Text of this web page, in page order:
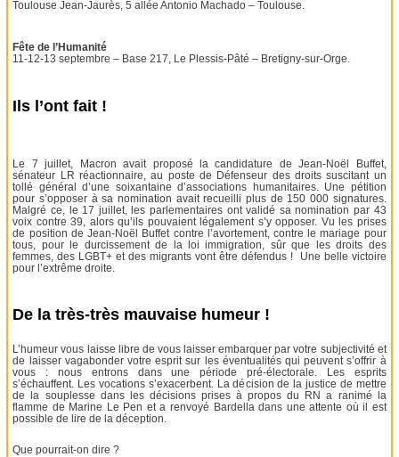
Toulouse Jean-Jaurès, 5 allée Antonio Machado – Toulouse.
Fête de l’Humanité
11-12-13 septembre – Base 217, Le Plessis-Pâté – Bretigny-sur-Orge.
Ils l’ont fait !
Le 7 juillet, Macron avait proposé la candidature de Jean-Noël Buffet,
sénateur LR réactionnaire, au poste de Défenseur des droits suscitant un
tollé général d’une soixantaine d’associations humanitaires. Une pétition
pour s’opposer à sa nomination avait recueilli plus de 150 000 signatures.
Malgré ce, le 17 juillet, les parlementaires ont validé sa nomination par 43
voix contre 39, alors qu’ils pouvaient légalement s’y opposer. Vu les prises
de position de Jean-Noël Buffet contre l’avortement, contre le mariage pour
tous, pour le durcissement de la loi immigration, sûr que les droits des
femmes, des LGBT+ et des migrants vont être défendus ! Une belle victoire
pour l’extrême droite.
De la très-très mauvaise humeur !
L’humeur vous laisse libre de vous laisser embarquer par votre subjectivité et
de laisser vagabonder votre esprit sur les éventualités qui peuvent s’offrir à
vous : nous entrons dans une période pré-électorale. Les esprits
s’échauffent. Les vocations s’exacerbent. La décision de la justice de mettre
de la souplesse dans les décisions prises à propos du RN a ranimé la
flamme de Marine Le Pen et a renvoyé Bardella dans une attente où il est
possible de lire de la déception.
Que pourrait-on dire ?